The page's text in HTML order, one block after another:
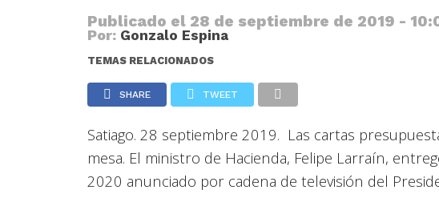
Publicado el 28 de septiembre de 2019 -
Por: Gonzalo Espina
TEMAS RELACIONADOS
SHARE TWEET
Satiago. 28 septiembre 2019. Las cartas
mesa. El ministro de Hacienda, Felipe Larraín,
2020 anunciado por cadena de televisión del